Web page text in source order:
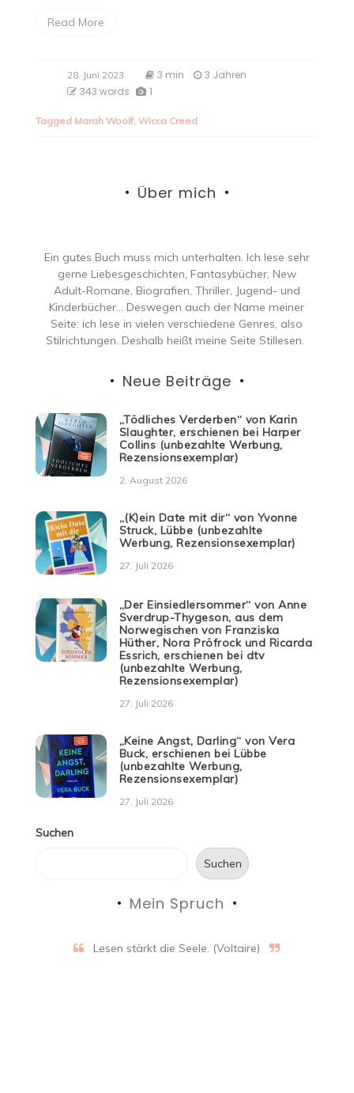
Read More
28. Juni 2023 3 min
3 Jahren
343 words
1
Tagged Marah Woolf, Wicca Creed
Über mich
Ein gutes Buch muss mich unterhalten. Ich lese sehr
gerne Liebesgeschichten, Fantasybücher, New
Adult-Romane, Biografien, Thriller, Jugend- und
Kinderbücher… Deswegen auch der Name meiner
Seite: ich lese in vielen verschiedene Genres, also
Stilrichtungen. Deshalb heißt meine Seite Stillesen.
Neue Beiträge
„Tödliches Verderben“ von Karin
Slaughter, erschienen bei Harper
Collins (unbezahlte Werbung,
Rezensionsexemplar)
2. August 2026
„(K)ein Date mit dir“ von Yvonne
Struck, Lübbe (unbezahlte
Werbung, Rezensionsexemplar)
27. Juli 2026
„Der Einsiedlersommer“ von Anne
Sverdrup-Thygeson, aus dem
Norwegischen von Franziska
Hüther, Nora Pröfrock und Ricarda
Essrich, erschienen bei dtv
(unbezahlte Werbung,
Rezensionsexemplar)
27. Juli 2026
„Keine Angst, Darling“ von Vera
Buck, erschienen bei Lübbe
(unbezahlte Werbung,
Rezensionsexemplar)
27. Juli 2026
Suchen
Suchen
Mein Spruch
Lesen stärkt die Seele. (Voltaire)